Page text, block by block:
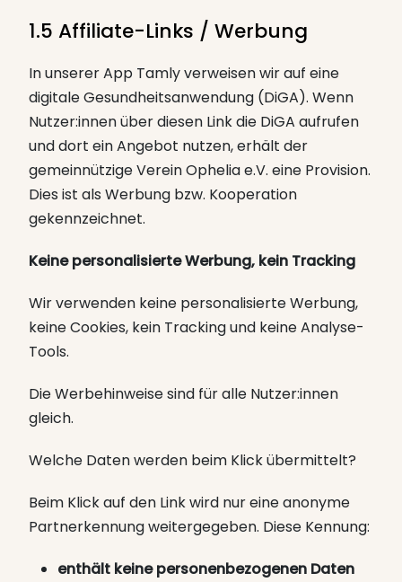
1.5 Affiliate-Links / Werbung
In unserer App Tamly verweisen wir auf eine
digitale Gesundheitsanwendung (DiGA). Wenn
Nutzer:innen über diesen Link die DiGA aufrufen
und dort ein Angebot nutzen, erhält der
gemeinnützige Verein Ophelia e.V. eine Provision.
Dies ist als Werbung bzw. Kooperation
gekennzeichnet.
Keine personalisierte Werbung, kein Tracking
Wir verwenden keine personalisierte Werbung,
keine Cookies, kein Tracking und keine Analyse-
Tools.
Die Werbehinweise sind für alle Nutzer:innen
gleich.
Welche Daten werden beim Klick übermittelt?
Beim Klick auf den Link wird nur eine anonyme
Partnerkennung weitergegeben. Diese Kennung:
enthält keine personenbezogenen Daten